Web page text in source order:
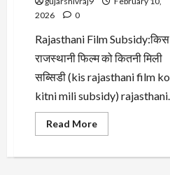
2026
0
Rajasthani Film Subsidy:किस
राजस्थानी फिल्म को कितनी मिली
सब्सिडी (kis rajasthani film ko
kitni mili subsidy) rajasthani...
Read MoreRead
more
Movie